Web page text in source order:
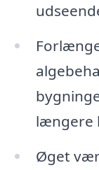
længere
Øget